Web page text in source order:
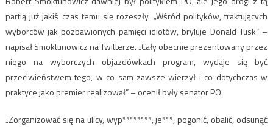
partią już jakiś czas temu się rozeszły. „Wśród polityków, traktujących
wyborców jak pozbawionych pamięci idiotów, bryluje Donald Tusk” –
napisał Smoktunowicz na Twitterze. „Cały obecnie prezentowany przez
niego na wyborczych objazdówkach program, wydaje się być
przeciwieństwem tego, w co sam zawsze wierzył i co dotychczas w
praktyce jako premier realizował” – ocenił były senator PO.
„Zorganizować się na ulicy, wyp********, je***, pogonić, obalić, odsunąć